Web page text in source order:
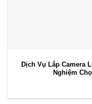
Dịch Vụ Lắp Camera
Nghiệm